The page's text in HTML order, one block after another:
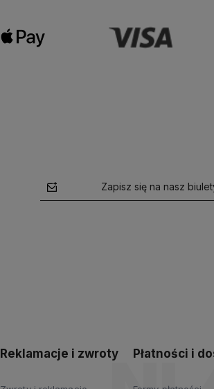
Zapisz się na nasz
Reklamacje i zwroty Płatności i